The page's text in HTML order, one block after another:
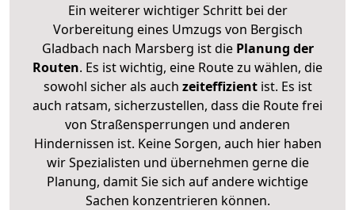
Ein weiterer wichtiger Schritt bei der
Vorbereitung eines Umzugs von Bergisch
Gladbach nach Marsberg ist diePlanung der
Routen. Es ist wichtig, eine Route zu wählen, die
sowohl sicher als auch zeiteffizientist. Es ist
auch ratsam, sicherzustellen, dass die Route frei
von Straßensperrungen und anderen
Hindernissen ist. Keine Sorgen, auch hier haben
wir Spezialisten und übernehmen gerne die
Planung, damit Sie sich auf andere wichtige
Sachen konzentrieren können.